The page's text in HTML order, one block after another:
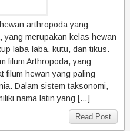
arthropoda yang
yang merupakan kelas hewan
laba-laba, kutu, dan tikus.
filum Arthropoda, yang
filum hewan yang paling
Dalam sistem taksonomi,
nama latin yang […]
Read Post